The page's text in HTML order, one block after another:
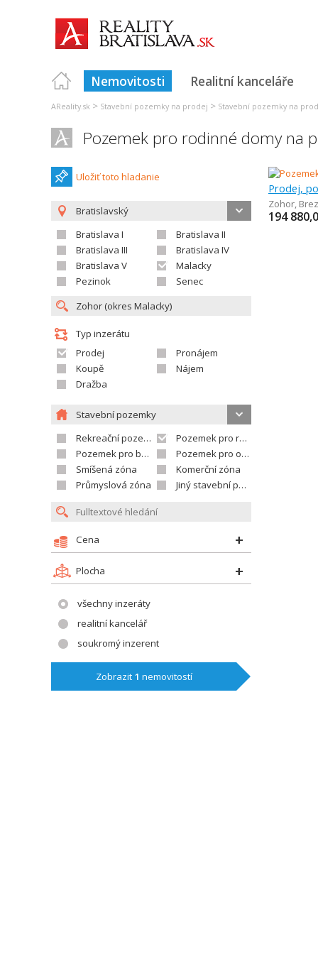
Nemovitosti Realitní kanceláře
AReality.sk > Stavební pozemky na prodej > Stavební pozemky na
Pozemek pro rodinné domy na
Uložiť toto hladanie
Bratislavský
Bratislava I
Bratislava II
Bratislava III
Bratislava IV
Bratislava V
Malacky
Pezinok
Senec
Typ inzerátu
Prodej
Pronájem
Koupě
Nájem
Dražba
Stavební pozemky
Rekreační pozemek
Pozemek pro rodinné domy
Pozemek pro bytovou výstavbu
Pozemek pro občanskou vybavenost
Smíšená zóna
Komerční zóna
Průmyslová zóna
Jiný stavební pozemek
Cena
Plocha
všechny inzeráty
realitní kancelář
soukromý inzerent
Zobrazit 1 nemovitostí
Prodej,
Zohor,
194